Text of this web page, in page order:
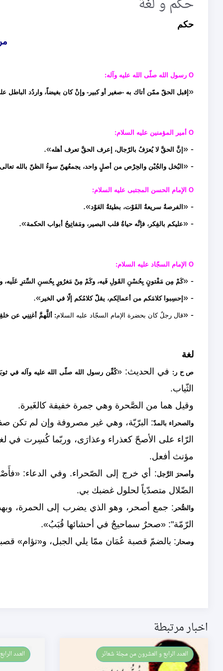
حكم
O رسول الله صلّى الله عليه وآله:
«إقبل الحقّ ممّن أتاك به -صغير أو كبير- وإنْ كان بغيضاً، واردُد الباطل
O أمير المؤمنين عليه السلام:
- «إنَّ الحقَّ لا يُعرَفُ بالرّجال، إعرف الحقَّ تعرف أهله».
- «البُخل والجُبْن والحِرْص من أصلٍ واحد، يجمعُهنّ سوءُ الظنّ بالله تعالى
O الإمام الحسن المجتبى عليه السلام:
- «الفرصةُ سريعةُ الفَوْت، بطيئةُ العَوْد».
- «عليكم بالفِكر، فإنَّه حياةُ قلب البصير، ومَفاتِيحُ أبواب الحكمة».
O الإمام السجّاد عليه السلام:
- «كَمْ مِن مَفْتونٍ بِحُسْنِ القَولِ فَيه، وكَمْ مِنْ مَغرُورٍ بِحُسنِ السِّترِ عَلَيه،
- «إحسِبوا كلامَكم من أعمالِكم، يقلّ كلامُكم إلّا في الخير ».
- «قال رجلٌ كان بحضرة الإمام السجّاد عليه السلام: أللَّهمَّ أغنِنِي عن
لغة
ص ح ر: في الحديث: «كُفِّن رسول الله صلّى الله عليه وآله في
الثّياب.
وقيل هما من الصَّحرة وهي جمرة خفيفة كالغَبرة.
والصحراء بالمدّ: البرّيّة، وهي غير مصروفة وإن لم تكن
الرّاء على الأصحّ كعذراء وعذارَى، وربّما كُسِرت في
مؤنث أفعل.
وأصحرَ الرَّجل: أي خرج إلى الصّحراء. وفي الدعاء:
الضّلال متصدّياً لحلول غضبك بي.
والصُّحر : جمع أصحر، وهو الذي يضرب إلى الحمرة،
الرّمّة": «صحرٌ سماحيجُ في أحشائها قُبَبُ».
وصحار : بالضمّ قصبة عُمَان ممّا يلي الجبل، و«تؤام»
اخبار مرتبطة
العـدد الرابع و العشرون من مجلة شعائر العـدد